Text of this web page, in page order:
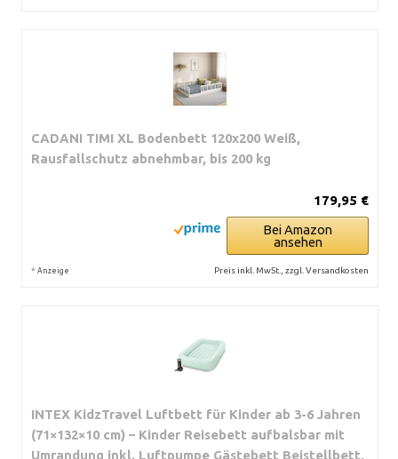
CADANI TIMI XL Bodenbett 120x200 Weiß,
Rausfallschutz abnehmbar, bis 200 kg
179,95 €
Bei Amazon
ansehen
* Anzeige Preis inkl. MwSt., zzgl. Versandkosten
INTEX KidzTravel Luftbett für Kinder ab 3-6 Jahren
(71×132×10 cm) – Kinder Reisebett aufbalsbar mit
Umrandung inkl. Luftpumpe Gästebett Beistellbett,